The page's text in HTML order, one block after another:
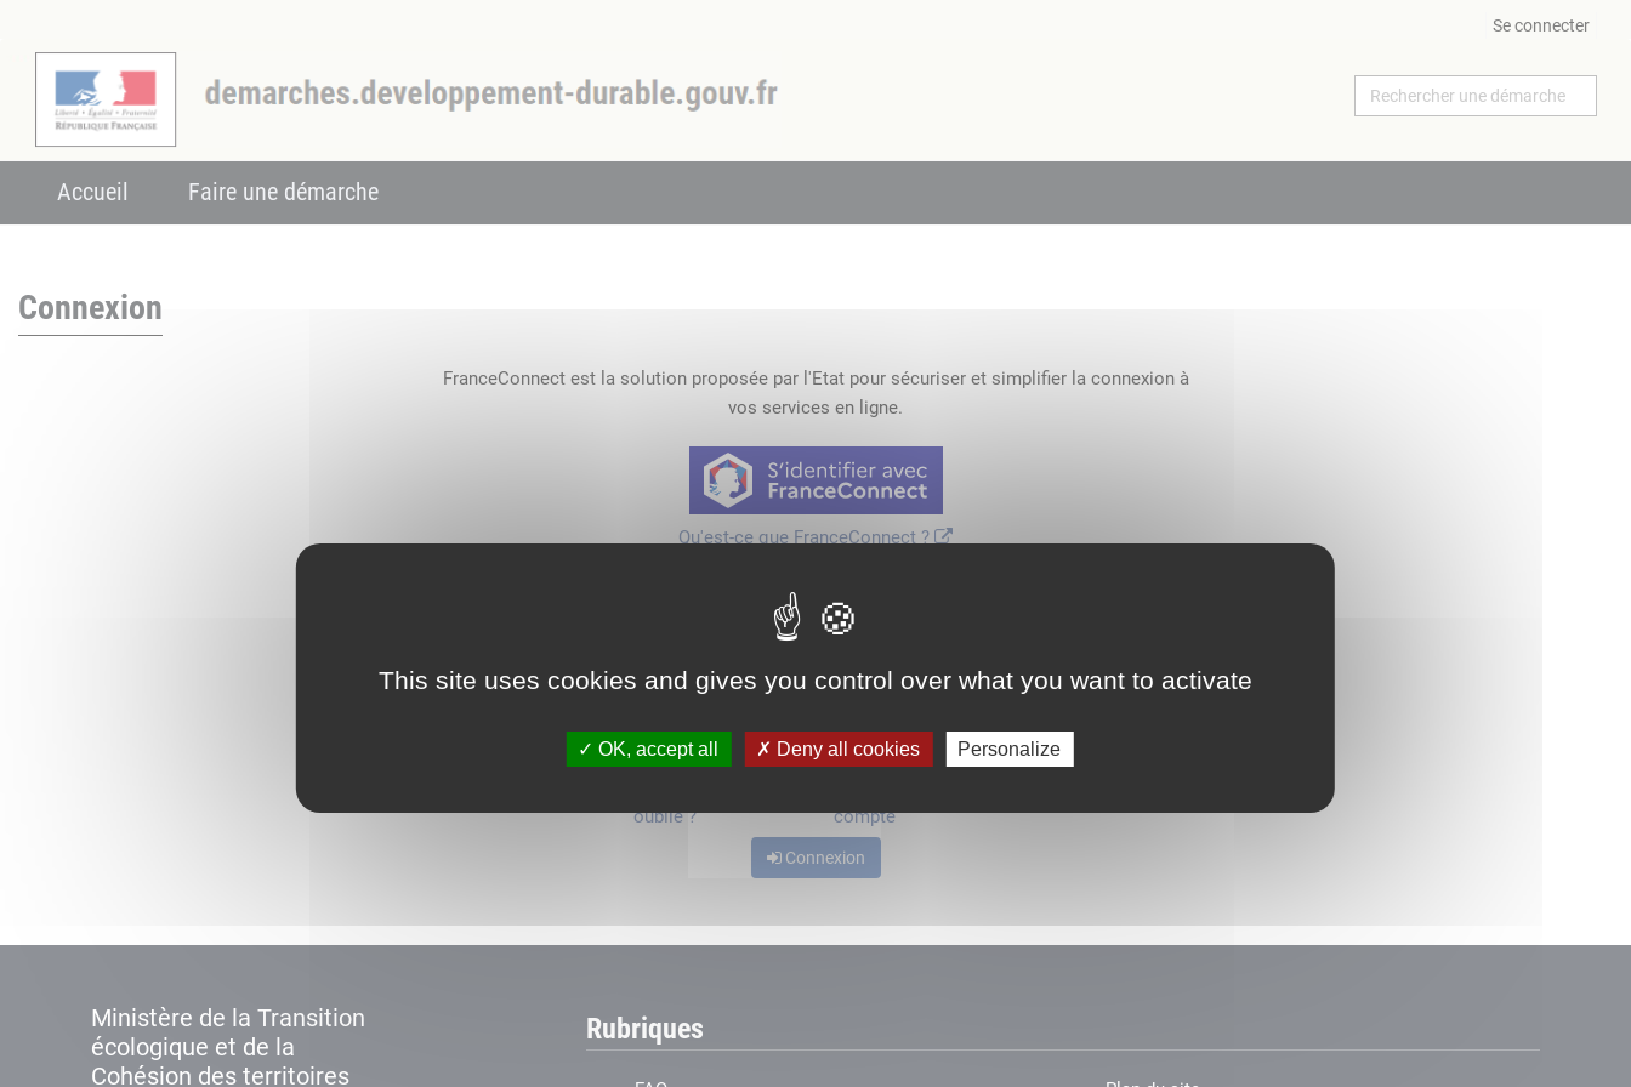
This site uses cookies and gives you control over what you want to activate
OK, accept all Deny all cookies Personalize
Se connecter
Accueil Faire une démarche
Connexion
FranceConnect est la solution proposée par l'Etat pour sécuriser et simplifier la connexion à
vos services en ligne.
Qu'est-ce que FranceConnect ?
oublié ?
compte
Connexion
Ministère de la Transition
écologique et de la
Cohésion des territoires
Rubriques